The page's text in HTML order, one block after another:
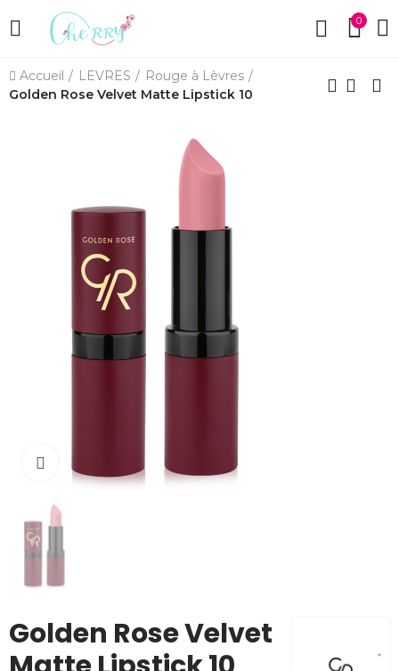
0
Accueil LEVRES
Rouge à Lèvres
Golden Rose Velvet Matte Lipstick 10
Cliquez pour agrandir
Golden Rose Velvet